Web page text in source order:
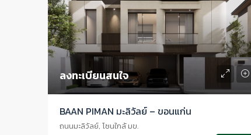
ลงทะเบียนสนใจ
BAAN PIMAN มะลิวัลย์ – ขอนแก่น
ถนนมะลิวัลย์, โซนใกล้ มข.